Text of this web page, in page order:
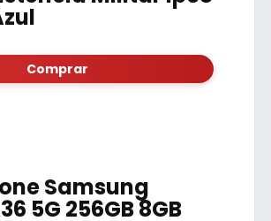
Comprar
Samsung
5G 256GB 8GB